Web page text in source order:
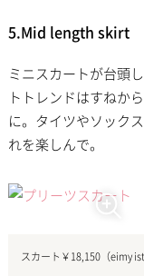
5.Mid length skirt
ミニスカートが台頭
トトレンドはすねか
に。タイツやソック
れを楽しんで。
スカート￥18,150（eimy